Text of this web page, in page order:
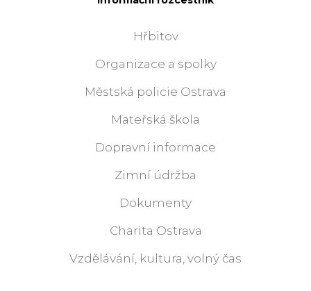
Hřbitov
Organizace a spolky
Městská policie Ostrava
Mateřská škola
Dopravní informace
Zimní údržba
Dokumenty
Charita Ostrava
Vzdělávání, kultura, volný čas